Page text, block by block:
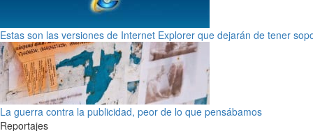
Estas son las versiones de Internet Explorer que dejarán de tener
La guerra contra la publicidad, peor de lo que pensábamos
Reportajes